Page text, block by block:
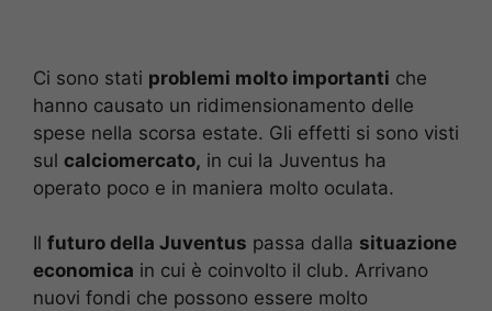
Ci sono stati problemi molto importanti che
hanno causato un ridimensionamento delle
spese nella scorsa estate. Gli effetti si sono visti
sul calciomercato, in cui la Juventus ha
operato poco e in maniera molto oculata.
Il futuro della Juventus passa dalla situazione
economica in cui è coinvolto il club. Arrivano
nuovi fondi che possono essere molto